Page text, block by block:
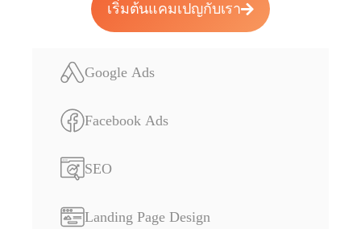
Google Ads
Facebook Ads
SEO
Landing Page Design
เริ่มต้นแคมเปญกับเรา